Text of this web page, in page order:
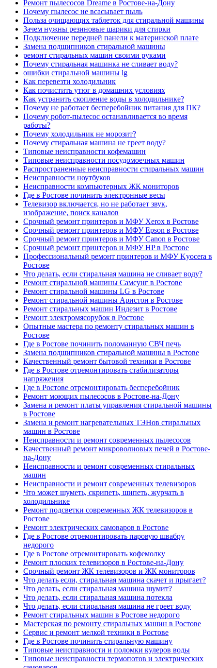
Ремонт пылесосов Dreame в Ростове-на-Дону
Почему пылесос не всасывает пыль
Польза очищающих таблеток для стиральной машины
Зачем нужны резиновые шарики для стирки
Подключение передней панели к материнской плате
Замена подшипников стиральной машины
ремонт стиральных машин своими руками
Почему стиральная машинка не сливает воду?
ошибки стиральной машины lg
Как перевезти холодильник
Как почистить утюг в домашних условиях
Как устранить скопление воды в холодильнике?
Почему не работает бесперебойник питания для ПК?
Почему робот-пылесос останавливается во время
работы?
Почему холодильник не морозит?
Почему стиральная машина не греет воду?
Типовые неисправности кофемашин
Типовые неисправности посудомоечных машин
Распространенные неисправности стиральных машин
Неисправности ноутбуков
Неисправности компьютерных ЖК мониторов
Где в Ростове починить электронные весы
Телевизор включается, но не работает звук,
изображение, поиск каналов
Срочный ремонт принтеров и МФУ Xerox в Ростове
Срочный ремонт принтеров и МФУ Epson в Ростове
Срочный ремонт принтеров и МФУ Canon в Ростове
Срочный ремонт принтеров и МФУ HP в Ростове
Профессиональный ремонт принтеров и МФУ Kyocera в
Ростове
Что делать, если стиральная машина не сливает воду?
Ремонт стиральной машины Самсунг в Ростове
Ремонт стиральной машины LG в Ростове
Ремонт стиральной машины Аристон в Ростове
Ремонт стиральных машин Индезит в Ростове
Ремонт электромясорубок в Ростове
Опытные мастера по ремонту стиральных машин в
Ростове
Где в Ростове починить поломанную СВЧ печь
Замена подшипников стиральной машины в Ростове
Качественный ремонт бытовой техники в Ростове
Где в Ростове отремонтировать стабилизаторы
напряжения
Где в Ростове отремонтировать бесперебойник
Ремонт моющих пылесосов в Ростове-на-Дону
Замена и ремонт платы управления стиральной машины
в Ростове
Замена и ремонт нагревательных ТЭНов стиральных
машин в Ростове
Неисправности и ремонт современных пылесосов
Качественный ремонт микроволновых печей в Ростове-
на-Дону
Неисправности и ремонт современных стиральных
машин
Неисправности и ремонт современных телевизоров
Что может шуметь, скрипеть, шипеть, журчать в
холодильнике
Ремонт подсветки современных ЖК телевизоров в
Ростове
Ремонт электрических самоваров в Ростове
Где в Ростове отремонтировать паровую швабру
недорого
Где в Ростове отремонтировать кофемолку
Ремонт плоских телевизоров в Ростове-на-Дону
Срочный ремонт ЖК телевизоров и ЖК мониторов
Что делать если, стиральная машина скачет и прыгает?
Что делать, если стиральная машина шумит?
Что делать, если стиральная машина потекла
Что делать, если стиральная машина не греет воду
Ремонт стиральных машин в Ростове недорого
Мастерская по ремонту стиральных машин в Ростове
Сервис и ремонт мелкой техники в Ростове
Где в Ростове починить стиральную машину
Типовые неисправности и поломки кулеров воды
Типовые неисправности термопотов и электрических